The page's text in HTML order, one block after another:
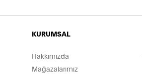
KURUMSAL
Hakkımızda
Mağazalarımız